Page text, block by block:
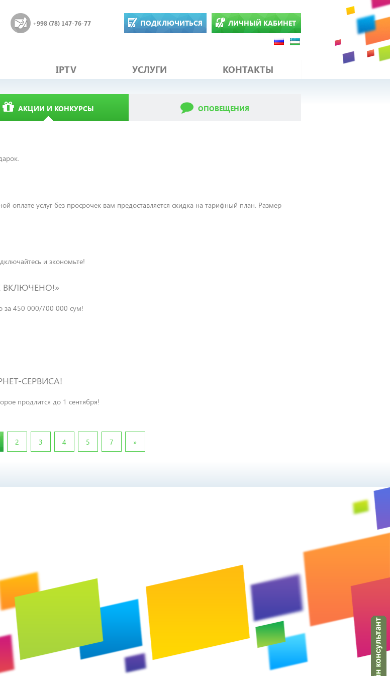
+998 (78) 147-76-77 ПОДКЛЮЧИТЬСЯ ЛИЧНЫЙ КАБИНЕТ
IPTV УСЛУГИ КОНТАКТЫ
АКЦИИ И КОНКУРСЫ ОПОВЕЩЕНИЯ
оплате услуг без просрочек вам предоставляется скидка на тарифный план. Размер
и экономьте!
450 000/700 000 сум!
СЕРВИСА!
продлится до 1 сентября!
2 3 4 5 7 »Next